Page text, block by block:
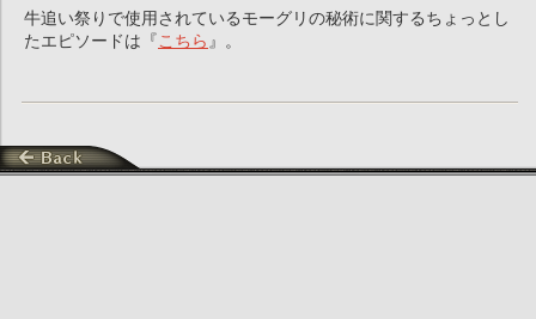
牛追い祭りで使用されているモーグリの秘術に関するちょっとし
たエピソードは『 こちら 』。